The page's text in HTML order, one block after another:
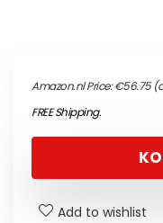
Amazon.nl Price:€56.75
FREE Shipping.
Add to wishlist